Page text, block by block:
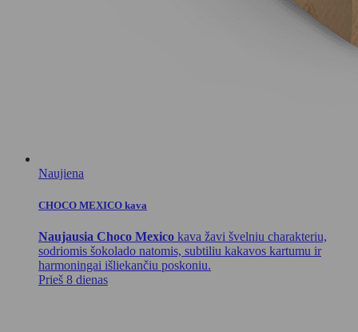
Naujiena
CHOCO MEXICO kava
Naujausia Choco Mexico kava žavi švelniu charakteriu,
sodriomis šokolado natomis, subtiliu kakavos kartumu ir
harmoningai išliekančiu poskoniu.
Prieš 8 dienas